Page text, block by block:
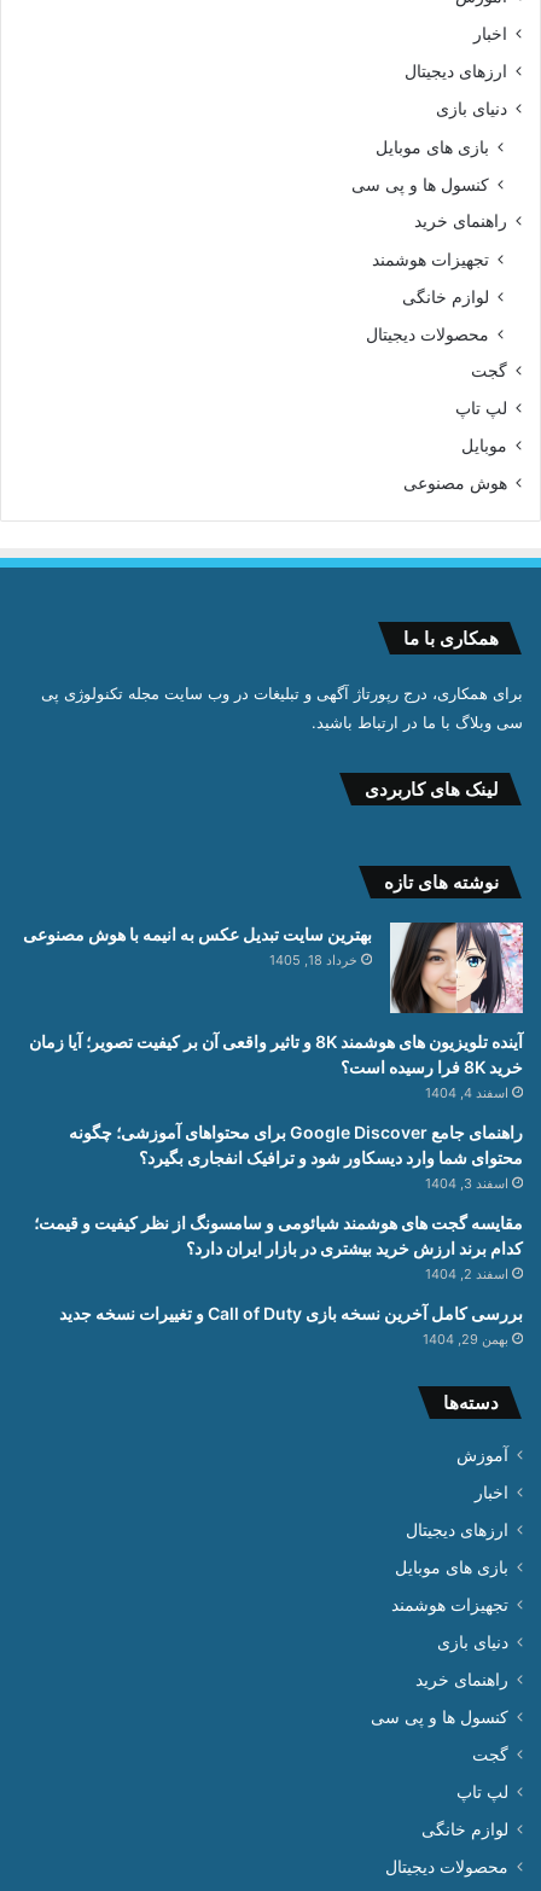
اخبار
ارزهای دیجیتال
دنیای بازی
بازی های موبایل
کنسول ها و پی سی
راهنمای خرید
تجهیزات هوشمند
لوازم خانگی
محصولات دیجیتال
گجت
لپ تاپ
موبایل
هوش مصنوعی
همکاری با ما
برای همکاری، درج رپورتاژ آگهی و تبلیغات در وب سایت مجله تکنولوژی پی
سی وبلاگ با ما در ارتباط باشید.
لینک های کاربردی
نوشته های تازه
بهترین سایت تبدیل عکس به انیمه با هوش مصنوعی
خرداد 18, 1405
آینده تلویزیون های هوشمند 8K و تاثیر واقعی آن بر کیفیت تصویر؛ آیا زمان
خرید 8K فرا رسیده است؟
اسفند 4, 1404
راهنمای جامع Google Discover برای محتواهای آموزشی؛ چگونه
محتوای شما وارد دیسکاور شود و ترافیک انفجاری بگیرد؟
اسفند 3, 1404
مقایسه گجت های هوشمند شیائومی و سامسونگ از نظر کیفیت و قیمت؛
کدام برند ارزش خرید بیشتری در بازار ایران دارد؟
اسفند 2, 1404
بررسی کامل آخرین نسخه بازی Call of Duty و تغییرات نسخه جدید
بهمن 29, 1404
دسته‌ها
آموزش
اخبار
ارزهای دیجیتال
بازی های موبایل
تجهیزات هوشمند
دنیای بازی
راهنمای خرید
کنسول ها و پی سی
گجت
لپ تاپ
لوازم خانگی
محصولات دیجیتال